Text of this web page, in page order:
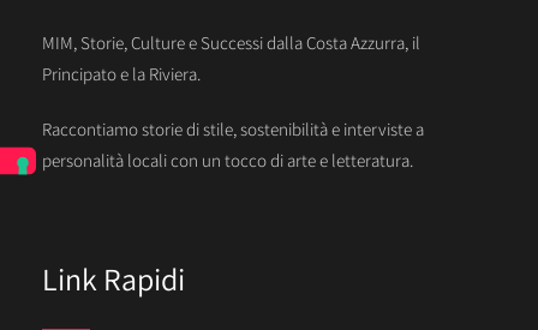
MIM, Storie, Culture e Successi dalla Costa Azzurra, il
Principato e la Riviera.
Raccontiamo storie di stile, sostenibilità e interviste a
personalità locali con un tocco di arte e letteratura.
Link Rapidi